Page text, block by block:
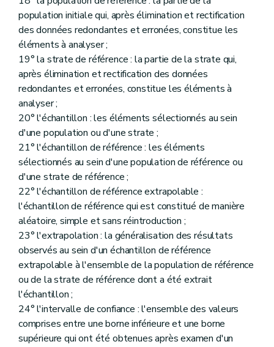
population initiale qui, après élimination et rectification
des données redondantes et erronées, constitue les
éléments à analyser ;
19° la strate de référence : la partie de la strate qui,
après élimination et rectification des données
redondantes et erronées, constitue les éléments à
analyser ;
20° l'échantillon : les éléments sélectionnés au sein
d'une population ou d'une strate ;
21° l'échantillon de référence : les éléments
sélectionnés au sein d'une population de référence ou
d'une strate de référence ;
22° l'échantillon de référence extrapolable :
l'échantillon de référence qui est constitué de manière
aléatoire, simple et sans réintroduction ;
23° l'extrapolation : la généralisation des résultats
observés au sein d'un échantillon de référence
extrapolable à l'ensemble de la population de référence
ou de la strate de référence dont a été extrait
l'échantillon ;
24° l'intervalle de confiance : l'ensemble des valeurs
comprises entre une borne inférieure et une borne
supérieure qui ont été obtenues après examen d'un